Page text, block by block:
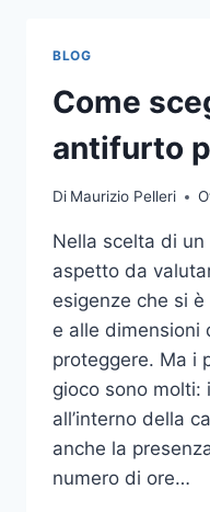
A
UNA
ECCO
BLOG
Come
antifurto
Di Maurizio Pelleri
Nella scelta di
aspetto da
esigenze che si
e alle dimensioni
proteggere. Ma i
gioco sono molti:
all’interno della
anche la
numero di ore…